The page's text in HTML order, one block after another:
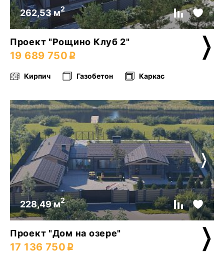
262,53 м2
Проект "Рощино Клуб 2"
19 689 750
Кирпич Газобетон Каркас
228,49 м2
Проект "Дом на озере"
17 136 750